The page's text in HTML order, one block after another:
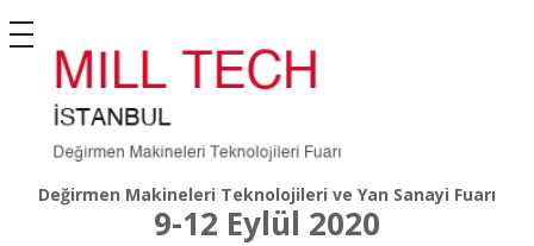
Değirmen Makineleri Teknolojileri ve Yan Sanayi Fuarı
9-12 Eylül 2020